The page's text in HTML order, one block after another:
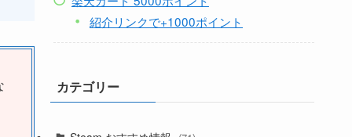
紹介リンクで+1000ポイント
カテゴリー